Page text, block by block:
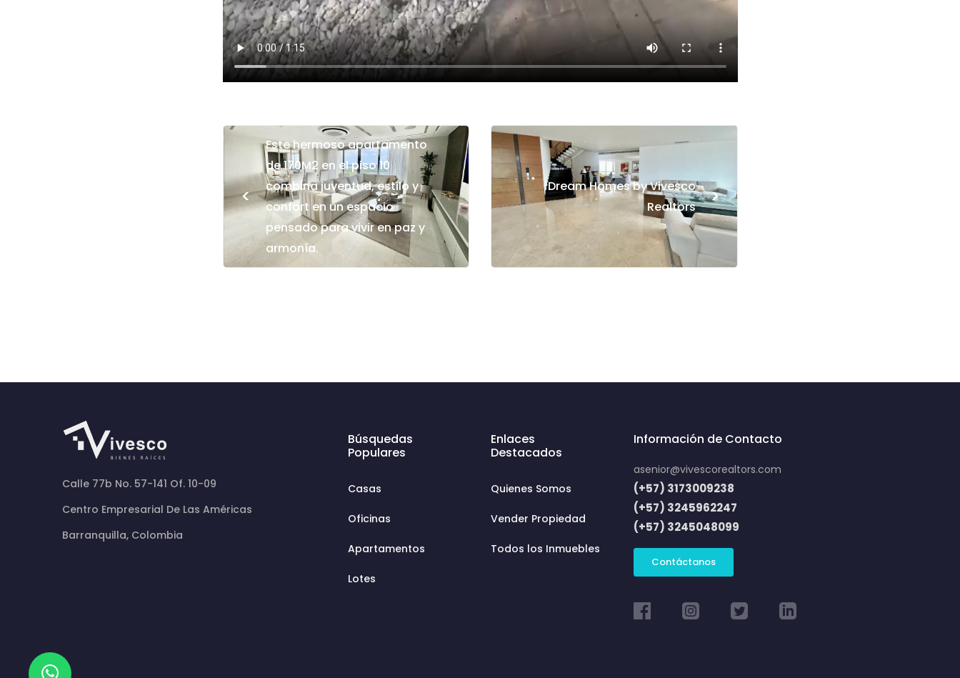
<
Este hermoso apartamento
de 170M2 en el piso 10
combina juventud, estilo y
confort en un espacio
pensado para vivir en paz y
armonía.
Dream Homes by Vivesco
Realtors
>
Calle 77b No. 57-141 Of. 10-09
Centro Empresarial De Las Américas
Barranquilla, Colombia
Búsquedas
Populares
Casas
Oficinas
Apartamentos
Lotes
Enlaces
Destacados
Quienes Somos
Vender Propiedad
Todos los Inmuebles
Información de Contacto
asenior@vivescorealtors.com
(+57) 3173009238
(+57) 3245962247
(+57) 3245048099
Contáctanos